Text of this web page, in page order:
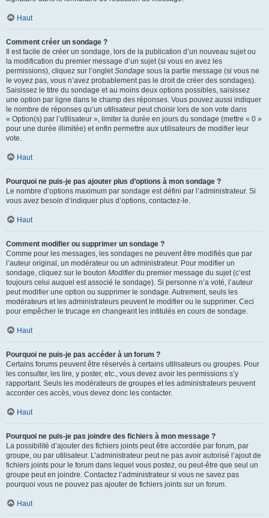
Haut
Comment créer un sondage ?
Il est facile de créer un sondage, lors de la publication d’un nouveau sujet ou
la modification du premier message d’un sujet (si vous en avez les
permissions), cliquez sur l’ongletSondage sous la partie message (si vous ne
le voyez pas, vous n’avez probablement pas le droit de créer des sondages).
Saisissez le titre du sondage et au moins deux options possibles, saisissez
une option par ligne dans le champ des réponses. Vous pouvez aussi indiquer
le nombre de réponses qu’un utilisateur peut choisir lors de son vote dans
« Option(s) par l’utilisateur », limiter la durée en jours du sondage (mettre « 0 »
pour une durée illimitée) et enfin permettre aux utilisateurs de modifier leur
vote.
Haut
Pourquoi ne puis-je pas ajouter plus d’options à mon sondage ?
Le nombre d’options maximum par sondage est défini par l’administrateur. Si
vous avez besoin d’indiquer plus d’options, contactez-le.
Haut
Comment modifier ou supprimer un sondage ?
Comme pour les messages, les sondages ne peuvent être modifiés que par
l’auteur original, un modérateur ou un administrateur. Pour modifier un
sondage, cliquez sur le bouton Modifierdu premier message du sujet (c’est
toujours celui auquel est associé le sondage). Si personne n’a voté, l’auteur
peut modifier une option ou supprimer le sondage. Autrement, seuls les
modérateurs et les administrateurs peuvent le modifier ou le supprimer. Ceci
pour empêcher le trucage en changeant les intitulés en cours de sondage.
Haut
Pourquoi ne puis-je pas accéder à un forum ?
Certains forums peuvent être réservés à certains utilisateurs ou groupes. Pour
les consulter, les lire, y poster, etc., vous devez avoir les permissions s’y
rapportant. Seuls les modérateurs de groupes et les administrateurs peuvent
accorder ces accès, vous devez donc les contacter.
Haut
Pourquoi ne puis-je pas joindre des fichiers à mon message ?
La possibilité d’ajouter des fichiers joints peut être accordée par forum, par
groupe, ou par utilisateur. L’administrateur peut ne pas avoir autorisé l’ajout de
fichiers joints pour le forum dans lequel vous postez, ou peut-être que seul un
groupe peut en joindre. Contactez l’administrateur si vous ne savez pas
pourquoi vous ne pouvez pas ajouter de fichiers joints sur un forum.
Haut